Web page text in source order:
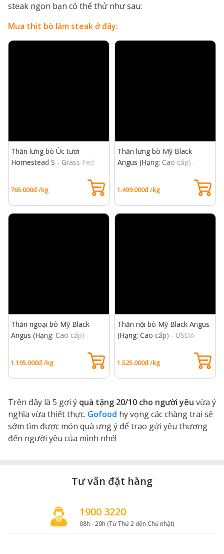
steak ngon bạn có thể thử như sau:
Mua thịt bò làm steak ở đây:
Thăn lưng bò Úc tươi
Homestead S - Grass Fed
765.000đ /kg
Thăn lưng bò Mỹ Black
Angus (Hạng: Cao cấp) -
1.499.000đ /kg
Thăn ngoại bò Mỹ Black
Angus (Hạng: Cao cấp) -
1.195.000đ /kg
Thăn nội bò Mỹ Black Angus
(Hạng: Cao cấp) - USDA
1.525.000đ /kg
Trên đây là 5 gợi ý quà tặng 20/10 cho người yêu vừa ý
nghĩa vừa thiết thực. Gofood hy vọng các chàng trai sẽ
sớm tìm được món quà ưng ý để trao gửi yêu thương
đến người yêu của mình nhé!
Tư vấn đặt hàng
1900 3220
08h - 20h (Từ Thứ 2 đến Chủ nhật)